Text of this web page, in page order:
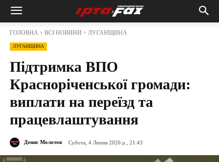
ГОЛОВНА ВСІ НОВИНИ ЛУГАНЩИНА
ЛУГАНЩИНА
Підтримка ВПО
Красноріченської громади:
виплати на переїзд та
працевлаштування
Денис Молотов Субота, 4 Липня 2026 р., 21:43